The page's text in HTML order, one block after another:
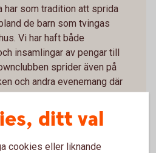
har som tradition att sprida
de barn som tvingas
Vi har haft både
insamlingar av pengar till
sprider även på
och andra evenemang där
hemsida
ditt val
cookies eller liknande